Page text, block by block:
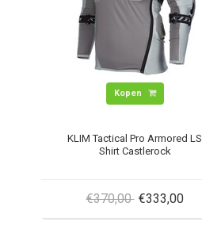
Kopen
KLIM Tactical Pro Armored LS
Shirt Castlerock
€370,00 €333,00